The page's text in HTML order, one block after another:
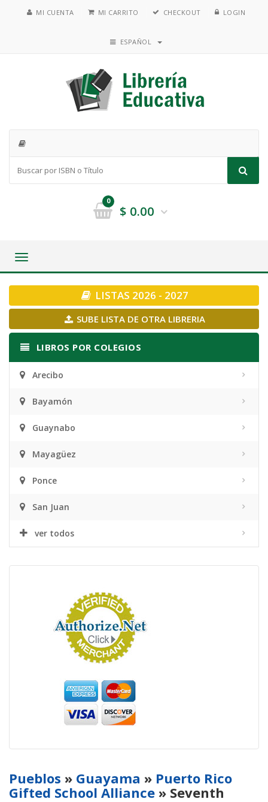
MI CUENTA MI CARRITO CHECKOUT LOGIN
ESPAÑOL
0
$ 0.00
Toggle
LISTAS 2026 - 2027
SUBE LISTA DE OTRA LIBRERIA
LIBROS POR COLEGIOS
Arecibo
Bayamón
Guaynabo
Mayagüez
Ponce
San Juan
ver todos
Pueblos » Guayama » Puerto Rico
Gifted School Alliance » Seventh